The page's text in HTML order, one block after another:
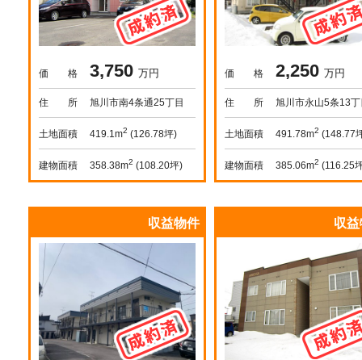
価 格 3,750 万円
住 所 旭川市南4条通25丁目
土地面積 419.1m2 (126.78坪)
建物面積 358.38m2 (108.20坪)
価 格 2,250 万円
住 所 旭川市永山5条13
土地面積 491.78m2 (148.77
建物面積 385.06m2 (116.25
収益物件 収